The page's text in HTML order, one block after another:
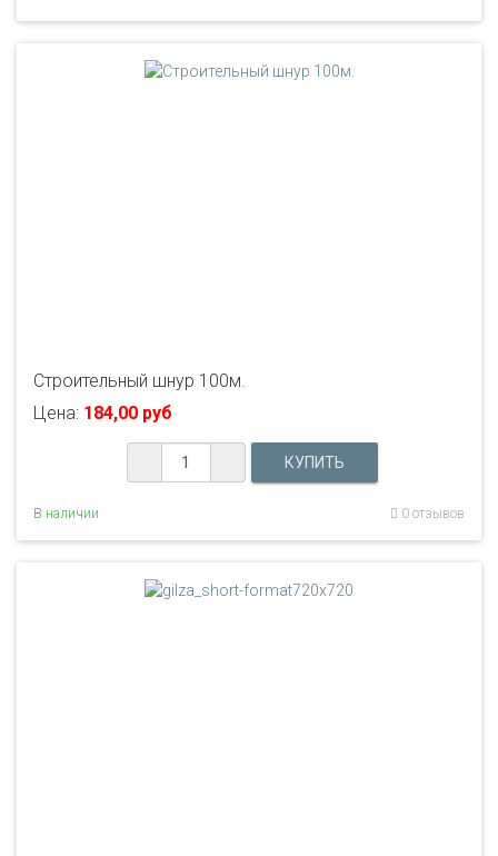
Строительный шнур 100м.
Цена: 184,00 руб
В наличии 0 отзывов